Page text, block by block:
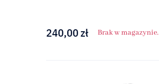
240,00zł Brak w magazynie.